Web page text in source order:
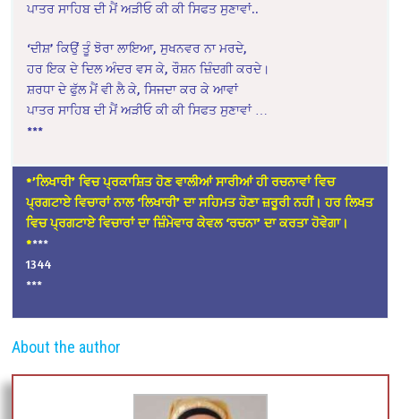
ਪਾਤਰ ਸਾਹਿਬ ਦੀ ਮੈਂ ਅੜੀਓ ਕੀ ਕੀ ਸਿਫਤ ਸੁਣਾਵਾਂ..
‘ਦੀਸ਼’ ਕਿਉਂ ਤੂੰ ਝੋਰਾ ਲਾਇਆ, ਸੁਖਨਵਰ ਨਾ ਮਰਦੇ,
ਹਰ ਇਕ ਦੇ ਦਿਲ ਅੰਦਰ ਵਸ ਕੇ, ਰੌਸ਼ਨ ਜ਼ਿੰਦਗੀ ਕਰਦੇ।
ਸ਼ਰਧਾ ਦੇ ਫੁੱਲ ਮੈਂ ਵੀ ਲੈ ਕੇ, ਸਿਜਦਾ ਕਰ ਕੇ ਆਵਾਂ
ਪਾਤਰ ਸਾਹਿਬ ਦੀ ਮੈਂ ਅੜੀਓ ਕੀ ਕੀ ਸਿਫਤ ਸੁਣਾਵਾਂ …
***
*’ਲਿਖਾਰੀ’ ਵਿਚ ਪ੍ਰਕਾਸ਼ਿਤ ਹੋਣ ਵਾਲੀਆਂ ਸਾਰੀਆਂ ਹੀ ਰਚਨਾਵਾਂ ਵਿਚ
ਪ੍ਰਗਟਾਏ ਵਿਚਾਰਾਂ ਨਾਲ ‘ਲਿਖਾਰੀ’ ਦਾ ਸਹਿਮਤ ਹੋਣਾ ਜ਼ਰੂਰੀ ਨਹੀਂ। ਹਰ ਲਿਖਤ
ਵਿਚ ਪ੍ਰਗਟਾਏ ਵਿਚਾਰਾਂ ਦਾ ਜ਼ਿੰਮੇਵਾਰ ਕੇਵਲ ‘ਰਚਨਾ’ ਦਾ ਕਰਤਾ ਹੋਵੇਗਾ।
****
1344
***
About the author